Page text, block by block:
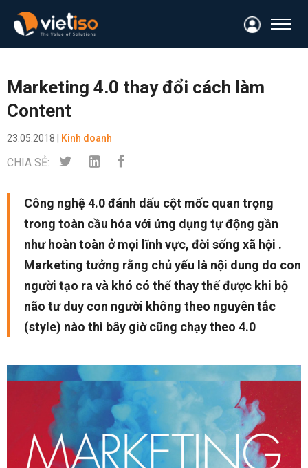
Marketing 4.0 thay đổi cách làm
Content
23.05.2018 | Kinh doanh
CHIA SẺ:
Công nghệ 4.0 đánh dấu cột mốc quan trọng
trong toàn cầu hóa với ứng dụng tự động gần
như hoàn toàn ở mọi lĩnh vực, đời sống xã hội .
Marketing tưởng rằng chủ yếu là nội dung do con
người tạo ra và khó có thể thay thế được khi bộ
não tư duy con người không theo nguyên tắc
(style) nào thì bây giờ cũng chạy theo 4.0